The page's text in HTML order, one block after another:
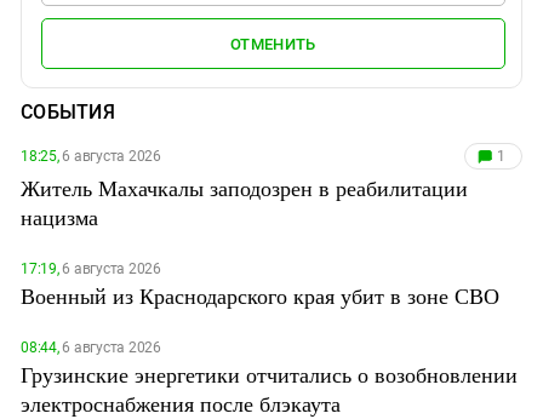
ОТМЕНИТЬ
СОБЫТИЯ
18:25,6 августа 2026 1
Житель Махачкалы заподозрен в реабилитации
нацизма
17:19,6 августа 2026
Военный из Краснодарского края убит в зоне СВО
08:44,6 августа 2026
Грузинские энергетики отчитались о возобновлении
электроснабжения после блэкаута